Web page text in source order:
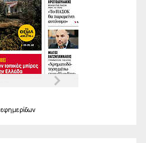
εφημερίδων